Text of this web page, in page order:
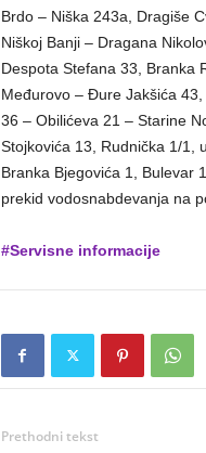
Brdo – Niška 243a, Dragiše
Niškoj Banji – Dragana
Despota Stefana 33, Branka
Međurovo – Đure Jakšića
36 – Obilićeva 21 – Starine
Stojkovića 13, Rudnička 1/1,
Branka Bjegovića 1, Bulevar
prekid vodosnabdevanja na
#Servisne informacije
Prethodni tekst